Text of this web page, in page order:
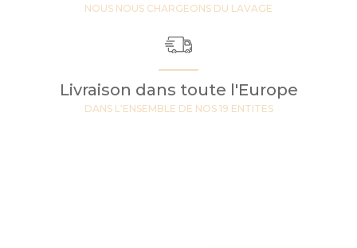
NOUS NOUS CHARGEONS DU LAVAGE
Livraison dans toute l'Europe
DANS L'ENSEMBLE DE NOS 19 ENTITES